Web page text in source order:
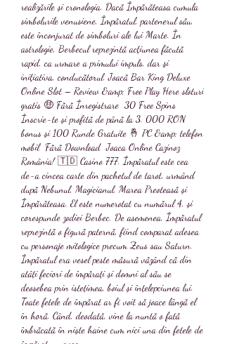
realizările și cronologia. Dacă Împărăteasa cumula
simbolurile venusiene, Împăratul, partenerul său,
este înconjurat de simboluri ale lui Marte. În
astrologie, Berbecul reprezintă acţiunea făcută
rapid, ca urmare a primului impuls, dar şi
iniţiativa, conducătorul. Joacă Bar King Deluxe
Online Slot – Review &amp; Free Play Here sloturi
gratis 🤑 Fără Înregistrare ️ 30 Free Spins
Înscrie-te și profită de până la 3. 000 RON
bonus și 100 Runde Gratuite 🤞 PC &amp; telefon
mobil ️ Fără Download  Joaca Online Cazinoz
România! 🇹🇩 Casino 777. Împăratul este cea
de-a cincea carte din pachetul de tarot, urmând
după Nebunul, Magicianul, Marea Preoteasă și
Împărăteasa. El este numerotat cu numărul 4, și
corespunde zodiei Berbec. De asemenea, Împăratul
reprezintă o figură paternă, fiind comparat adesea
cu personaje mitologice precum Zeus sau Saturn.
Împăratul era vesel peste măsură văzând că din
atâți feciori de împărați și domni al său se
deosebea prin istețimea, boiul și înțelepciunea lui.
Toate fetele de împărat ar fi voit să joace lângă el
în horă. Când, deodată, vine la nuntă o fată
îmbrăcată în niște haine cum nici una din fetele de